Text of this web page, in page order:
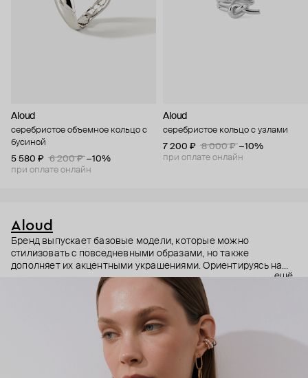
Aloud
серебристое объемное кольцо с
бусиной
5 580 ₽
6 200 ₽ −10%
при оплате онлайн
Aloud
серебристое кольцо с узлами
7 200 ₽
8 000 ₽ −10%
при оплате онлайн
Aloud
Бренд выпускает базовые модели, которые можно
стилизовать с повседневными образами, но также
дополняет их акцентными украшениями. Ориентируясь на
долгосрочные тренды, вдохновляясь культурой, искусством и
людьми, Aloud показывает коллекции несколько раз в год. А
в названии бренда зашифрован призыв слушать внутренний
голос и транслировать его через украшения.
ещё